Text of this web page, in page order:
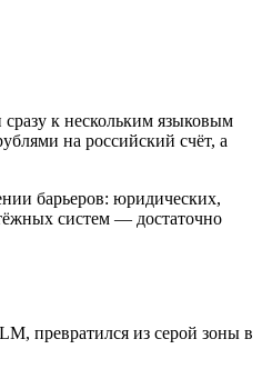
к нескольким языковым
на российский счёт, а
барьеров: юридических,
систем — достаточно
превратился из серой зоны в